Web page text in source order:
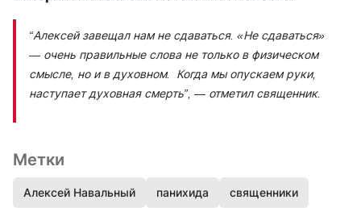
“Алексей завещал нам не сдаваться. «Не сдаваться»
— очень правильные слова не только в физическом
смысле, но и в духовном. Когда мы опускаем руки,
наступает духовная смерть”, — отметил священник.
Метки
Алексей Навальный панихида священники